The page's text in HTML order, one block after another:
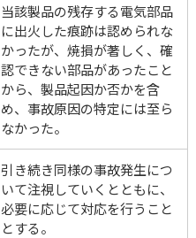
当該製品の残存する電気部品
に出火した痕跡は認められな
かったが、焼損が著しく、確
認できない部品があったこと
から、製品起因か否かを含
め、事故原因の特定には至ら
なかった。
引き続き同様の事故発生につ
いて注視していくとともに、
必要に応じて対応を行うこと
とする。